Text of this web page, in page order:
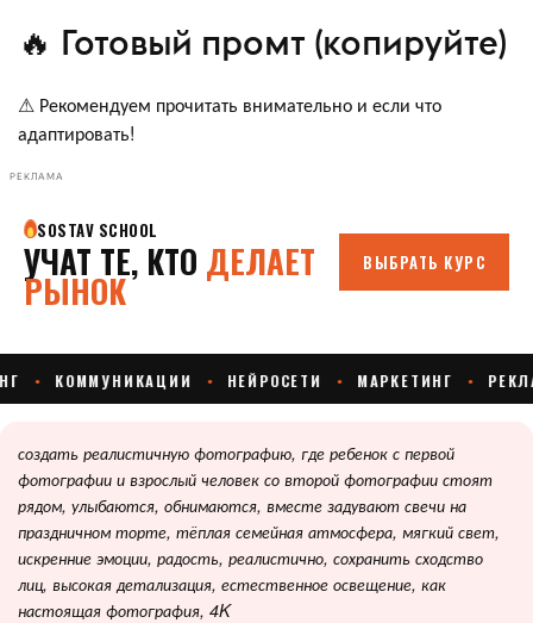
🔥 Готовый промт (копируйте)
⚠ Рекомендуем прочитать внимательно и если что
адаптировать!
РЕКЛАМА
создать реалистичную фотографию, где ребенок с первой
фотографии и взрослый человек со второй фотографии стоят
рядом, улыбаются, обнимаются, вместе задувают свечи на
праздничном торте, тёплая семейная атмосфера, мягкий свет,
искренние эмоции, радость, реалистично, сохранить сходство
лиц, высокая детализация, естественное освещение, как
настоящая фотография, 4K